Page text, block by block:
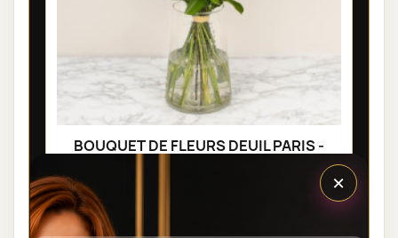
BOUQUET DE FLEURS DEUIL PARIS -
×